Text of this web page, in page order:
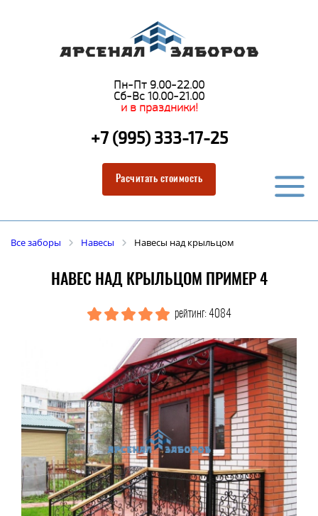
Пн-Пт 9.00-22.00
Сб-Вс 10.00-21.00
и в праздники!
+7 (995) 333-17-25
Расчитать стоимость
Все заборы Навесы Навесы над крыльцом
НАВЕС НАД КРЫЛЬЦОМ ПРИМЕР 4
рейтинг: 4084